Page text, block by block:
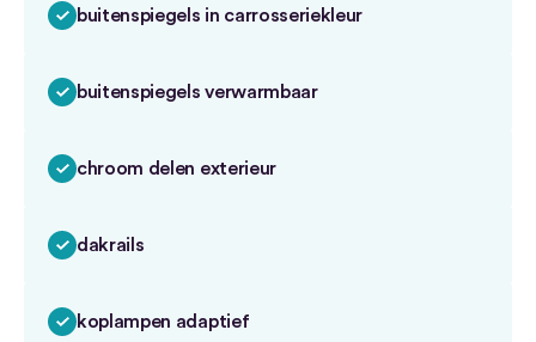
buitenspiegels in carrosseriekleur
buitenspiegels verwarmbaar
chroom delen exterieur
dakrails
koplampen adaptief